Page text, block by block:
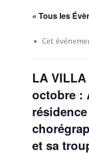
« Tous les
Cet
LA
octobre :
et sa